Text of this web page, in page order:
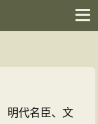
明代名臣、文